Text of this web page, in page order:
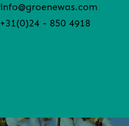
info@groenewas.com
+31(0)24 - 850 4918